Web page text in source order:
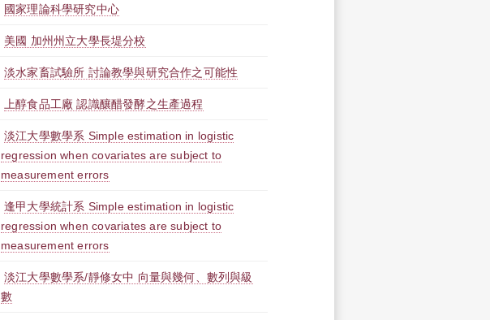
國家理論科學研究中心
美國 加州州立大學長堤分校
淡水家畜試驗所 討論教學與研究合作之可能性
上醇食品工廠 認識釀醋發酵之生產過程
淡江大學數學系 Simple estimation in logistic
regression when covariates are subject to
measurement errors
逢甲大學統計系 Simple estimation in logistic
regression when covariates are subject to
measurement errors
淡江大學數學系/靜修女中 向量與幾何、數列與級
數